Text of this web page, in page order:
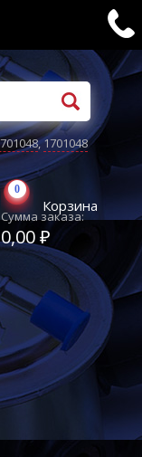
,1701048
0
Корзина
Сумма заказа:
0,00 ₽